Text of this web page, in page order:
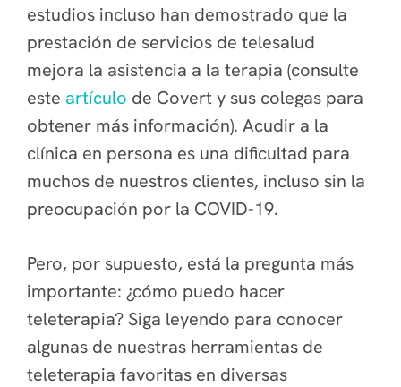
estudios incluso han demostrado que la
prestación de servicios de telesalud
mejora la asistencia a la terapia (consulte
este artículo de Covert y sus colegas para
obtener más información). Acudir a la
clínica en persona es una dificultad para
muchos de nuestros clientes, incluso sin la
preocupación por la COVID-19.
Pero, por supuesto, está la pregunta más
importante: ¿cómo puedo hacer
teleterapia? Siga leyendo para conocer
algunas de nuestras herramientas de
teleterapia favoritas en diversas